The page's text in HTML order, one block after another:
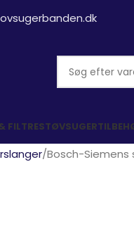
FILTRE
Bosch-Siemens